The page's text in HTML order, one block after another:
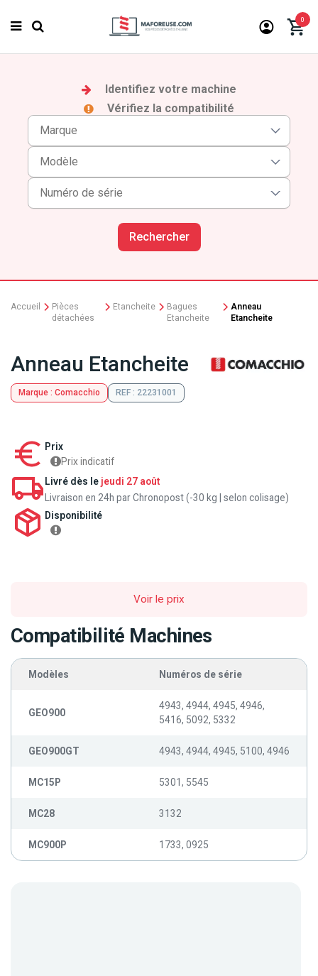
0
Identifiez votre machine
Vérifiez la compatibilité
Rechercher
Accueil
Pièces
détachées
Etancheite
Bagues
Etancheite
Anneau
Etancheite
Anneau Etancheite
Marque : Comacchio REF : 22231001
Prix
Prix indicatif
Livré dès le jeudi 27 août
Livraison en 24h par Chronopost (-30 kg | selon colisage)
Disponibilité
Voir le prix
Compatibilité Machines
Modèles Numéros de série
GEO900
4943, 4944, 4945, 4946,
5416, 5092, 5332
GEO900GT 4943, 4944, 4945, 5100, 4946
MC15P 5301, 5545
MC28 3132
MC900P 1733, 0925